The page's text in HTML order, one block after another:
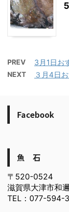
PREV 3月1日お
NEXT ３月4日
Facebook
魚 石
〒520-0524
滋賀県大津市和
TEL：077-594-